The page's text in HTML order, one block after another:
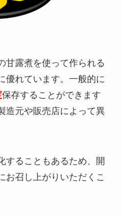
甘露煮を使って作られる
優れています。一般的に
保存することができます
造元や販売店によって異
することもあるため、開
お召し上がりいただくこ